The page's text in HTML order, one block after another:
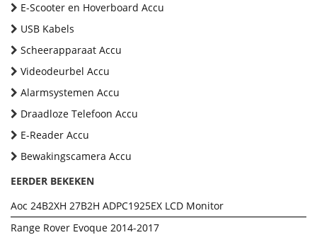
E-Scooter en Hoverboard Accu
USB Kabels
Scheerapparaat Accu
Videodeurbel Accu
Alarmsystemen Accu
Draadloze Telefoon Accu
E-Reader Accu
Bewakingscamera Accu
EERDER BEKEKEN
Aoc 24B2XH 27B2H ADPC1925EX LCD Monitor
Range Rover Evoque 2014-2017